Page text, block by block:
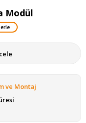
Modül
ve Montaj